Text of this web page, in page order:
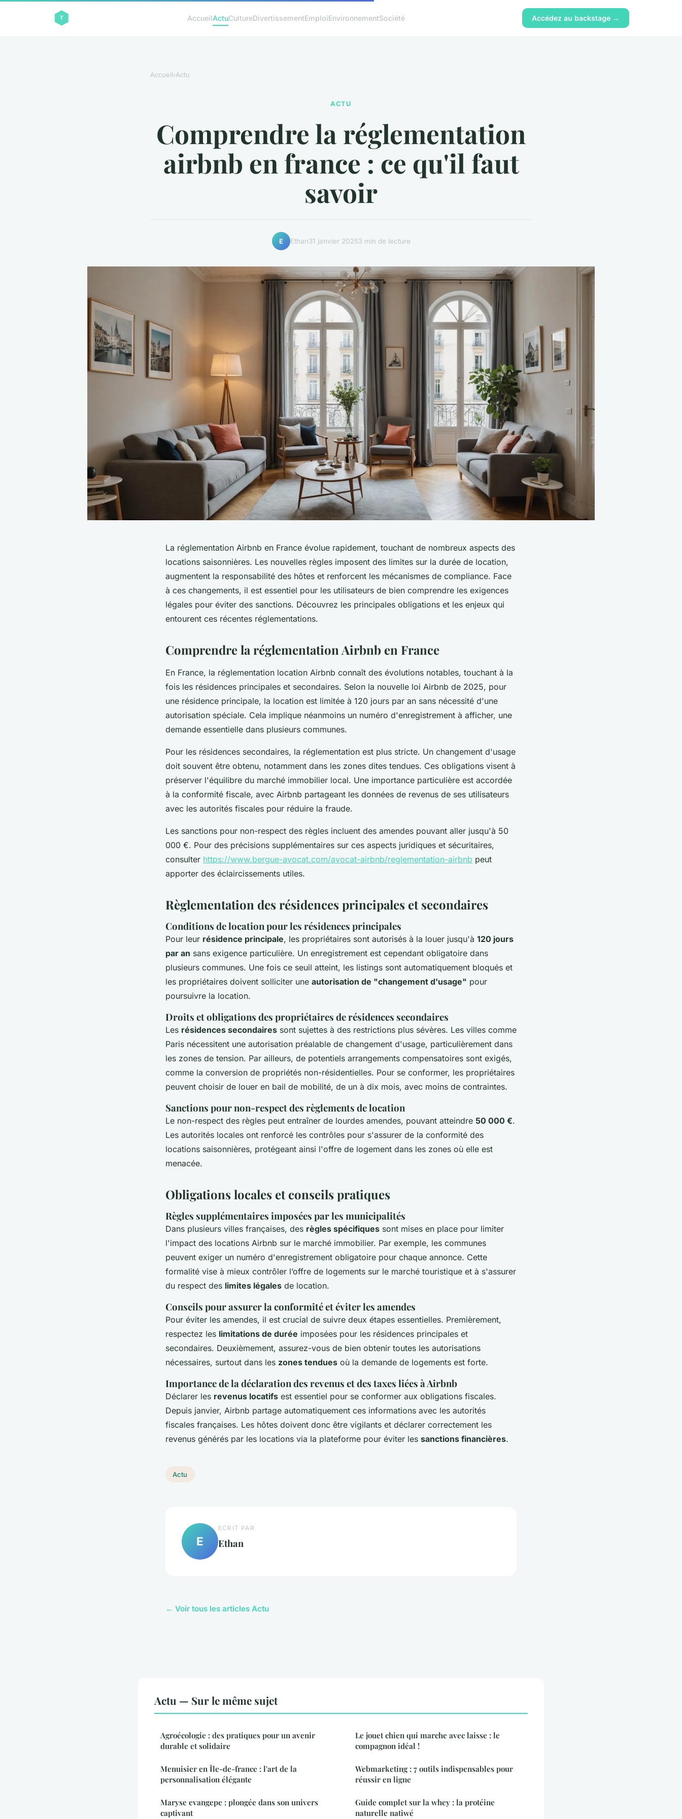
AccueilActuCultureDivertissementEmploiEnvironnementSociété Accédez au backstage →
Accueil›Actu
ACTU
Comprendre la réglementation
airbnb en france : ce qu'il faut
savoir
E Ethan31 janvier 20253 min de lecture
La réglementation Airbnb en France évolue rapidement, touchant de nombreux aspects des
locations saisonnières. Les nouvelles règles imposent des limites sur la durée de location,
augmentent la responsabilité des hôtes et renforcent les mécanismes de compliance. Face
à ces changements, il est essentiel pour les utilisateurs de bien comprendre les exigences
légales pour éviter des sanctions. Découvrez les principales obligations et les enjeux qui
entourent ces récentes réglementations.
Comprendre la réglementation Airbnb en France
En France, la réglementation location Airbnb connaît des évolutions notables, touchant à la
fois les résidences principales et secondaires. Selon la nouvelle loi Airbnb de 2025, pour
une résidence principale, la location est limitée à 120 jours par an sans nécessité d'une
autorisation spéciale. Cela implique néanmoins un numéro d'enregistrement à afficher, une
demande essentielle dans plusieurs communes.
Pour les résidences secondaires, la réglementation est plus stricte. Un changement d'usage
doit souvent être obtenu, notamment dans les zones dites tendues. Ces obligations visent à
préserver l'équilibre du marché immobilier local. Une importance particulière est accordée
à la conformité fiscale, avec Airbnb partageant les données de revenus de ses utilisateurs
avec les autorités fiscales pour réduire la fraude.
Les sanctions pour non-respect des règles incluent des amendes pouvant aller jusqu'à 50
000 €. Pour des précisions supplémentaires sur ces aspects juridiques et sécuritaires,
consulter https://www.bergue-avocat.com/avocat-airbnb/reglementation-airbnb peut
apporter des éclaircissements utiles.
Règlementation des résidences principales et secondaires
Conditions de location pour les résidences principales
Pour leur résidence principale, les propriétaires sont autorisés à la louer jusqu'à 120 jours
par an sans exigence particulière. Un enregistrement est cependant obligatoire dans
plusieurs communes. Une fois ce seuil atteint, les listings sont automatiquement bloqués et
les propriétaires doivent solliciter une autorisation de "changement d'usage" pour
poursuivre la location.
Droits et obligations des propriétaires de résidences secondaires
Les résidences secondaires sont sujettes à des restrictions plus sévères. Les villes comme
Paris nécessitent une autorisation préalable de changement d'usage, particulièrement dans
les zones de tension. Par ailleurs, de potentiels arrangements compensatoires sont exigés,
comme la conversion de propriétés non-résidentielles. Pour se conformer, les propriétaires
peuvent choisir de louer en bail de mobilité, de un à dix mois, avec moins de contraintes.
Sanctions pour non-respect des règlements de location
Le non-respect des règles peut entraîner de lourdes amendes, pouvant atteindre 50 000 €.
Les autorités locales ont renforcé les contrôles pour s'assurer de la conformité des
locations saisonnières, protégeant ainsi l'offre de logement dans les zones où elle est
menacée.
Obligations locales et conseils pratiques
Règles supplémentaires imposées par les municipalités
Dans plusieurs villes françaises, des règles spécifiques sont mises en place pour limiter
l'impact des locations Airbnb sur le marché immobilier. Par exemple, les communes
peuvent exiger un numéro d'enregistrement obligatoire pour chaque annonce. Cette
formalité vise à mieux contrôler l’offre de logements sur le marché touristique et à s'assurer
du respect des limites légales de location.
Conseils pour assurer la conformité et éviter les amendes
Pour éviter les amendes, il est crucial de suivre deux étapes essentielles. Premièrement,
respectez les limitations de durée imposées pour les résidences principales et
secondaires. Deuxièmement, assurez-vous de bien obtenir toutes les autorisations
nécessaires, surtout dans les zones tendues où la demande de logements est forte.
Importance de la déclaration des revenus et des taxes liées à Airbnb
Déclarer les revenus locatifs est essentiel pour se conformer aux obligations fiscales.
Depuis janvier, Airbnb partage automatiquement ces informations avec les autorités
fiscales françaises. Les hôtes doivent donc être vigilants et déclarer correctement les
revenus générés par les locations via la plateforme pour éviter les sanctions financières.
Actu
E
ECRIT PAR
Ethan
← Voir tous les articles Actu
Actu — Sur le même sujet
Agroécologie : des pratiques pour un avenir
durable et solidaire
Menuisier en Île-de-france : l'art de la
personnalisation élégante
Maryse evangepe : plongée dans son univers
captivant
Le jouet chien qui marche avec laisse : le
compagnon idéal !
Webmarketing : 7 outils indispensables pour
réussir en ligne
Guide complet sur la whey : la protéine
naturelle natiwé